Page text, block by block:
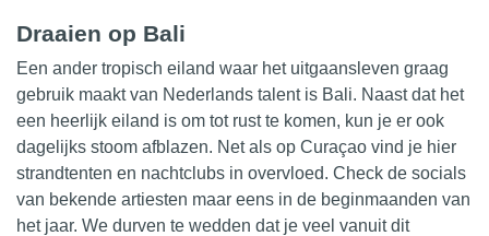
Draaien op Bali
Een ander tropisch eiland waar het uitgaansleven graag
gebruik maakt van Nederlands talent is Bali. Naast dat het
een heerlijk eiland is om tot rust te komen, kun je er ook
dagelijks stoom afblazen. Net als op Curaçao vind je hier
strandtenten en nachtclubs in overvloed. Check de socials
van bekende artiesten maar eens in de beginmaanden van
het jaar. We durven te wedden dat je veel vanuit dit